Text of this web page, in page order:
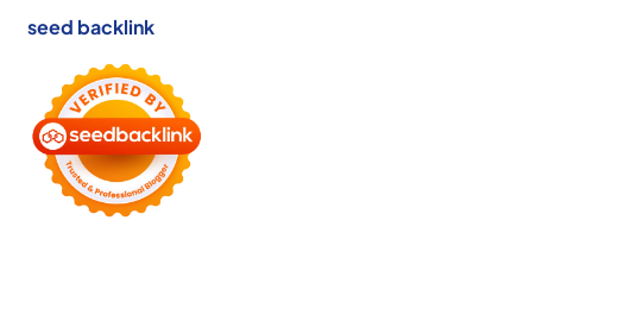
seed backlink